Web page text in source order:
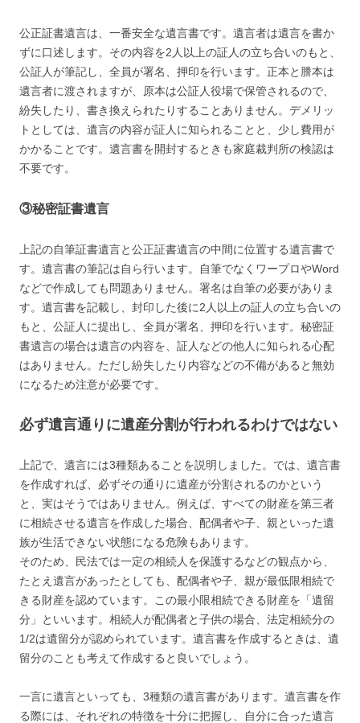
公正証書遺言は、一番安全な遺言書です。遺言者は遺言を書か
ずに口述します。その内容を2人以上の証人の立ち合いのもと、
公証人が筆記し、全員が署名、押印を行います。正本と謄本は
遺言者に渡されますが、原本は公証人役場で保管されるので、
紛失したり、書き換えられたりすることありません。デメリッ
トとしては、遺言の内容が証人に知られることと、少し費用が
かかることです。遺言書を開封するときも家庭裁判所の検認は
不要です。
③秘密証書遺言
上記の自筆証書遺言と公正証書遺言の中間に位置する遺言書で
す。遺言書の筆記は自ら行います。自筆でなくワープロやWord
などで作成しても問題ありません。署名は自筆の必要がありま
す。遺言書を記載し、封印した後に2人以上の証人の立ち合いの
もと、公証人に提出し、全員が署名、押印を行います。秘密証
書遺言の場合は遺言の内容を、証人などの他人に知られる心配
はありません。ただし紛失したり内容などの不備があると無効
になるため注意が必要です。
必ず遺言通りに遺産分割が行われるわけではない
上記で、遺言には3種類あることを説明しました。では、遺言書
を作成すれば、必ずその通りに遺産が分割されるのかという
と、実はそうではありません。例えば、すべての財産を第三者
に相続させる遺言を作成した場合、配偶者や子、親といった遺
族が生活できない状態になる危険もあります。
そのため、民法では一定の相続人を保護するなどの観点から、
たとえ遺言があったとしても、配偶者や子、親が最低限相続で
きる財産を認めています。この最小限相続できる財産を「遺留
分」といいます。相続人が配偶者と子供の場合、法定相続分の
1/2は遺留分が認められています。遺言書を作成するときは、遺
留分のことも考えて作成すると良いでしょう。
一言に遺言といっても、3種類の遺言書があります。遺言書を作
る際には、それぞれの特徴を十分に把握し、自分に合った遺言